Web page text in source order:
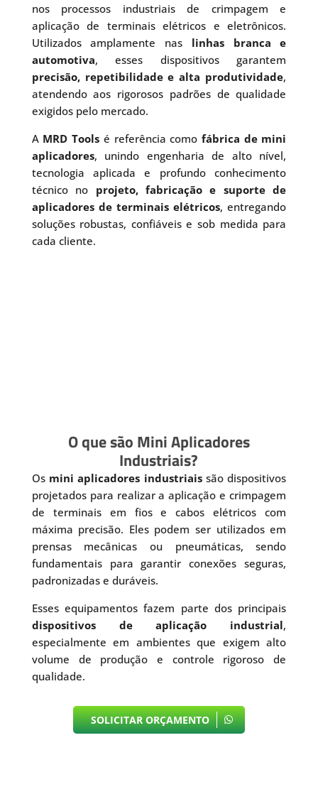
nos processos industriais de crimpagem e
aplicação de terminais elétricos e eletrônicos.
Utilizados amplamente nas linhas branca e
automotiva, esses dispositivos garantem
precisão, repetibilidade e alta produtividade,
atendendo aos rigorosos padrões de qualidade
exigidos pelo mercado.
A MRD Tools é referência como fábrica de mini
aplicadores, unindo engenharia de alto nível,
tecnologia aplicada e profundo conhecimento
técnico no projeto, fabricação e suporte de
aplicadores de terminais elétricos, entregando
soluções robustas, confiáveis e sob medida para
cada cliente.
O que são Mini Aplicadores
Industriais?
Os mini aplicadores industriaissão dispositivos
projetados para realizar a aplicação e crimpagem
de terminais em fios e cabos elétricos com
máxima precisão. Eles podem ser utilizados em
prensas mecânicas ou pneumáticas, sendo
fundamentais para garantir conexões seguras,
padronizadas e duráveis.
Esses equipamentos fazem parte dos principais
dispositivos de aplicação industrial,
especialmente em ambientes que exigem alto
volume de produção e controle rigoroso de
qualidade.
SOLICITAR ORÇAMENTO